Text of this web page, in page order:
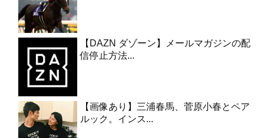
【DAZN ダゾーン】メールマガジンの配
信停止方法...
【画像あり】三浦春馬、菅原小春とペア
ルック。インス...